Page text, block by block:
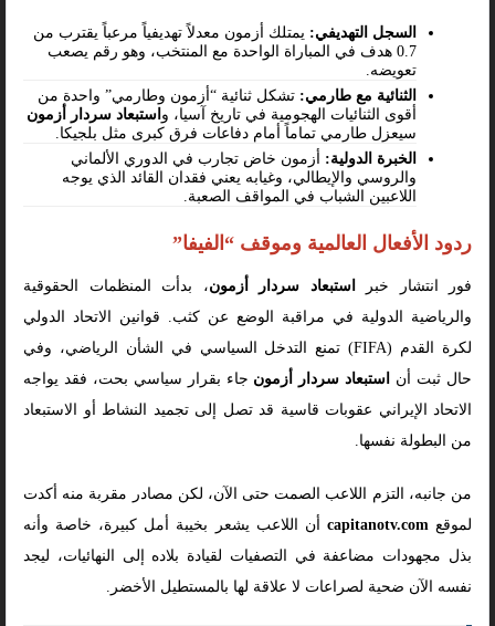
السجل التهديفي: يمتلك أزمون معدلاً تهديفياً مرعباً يقترب من
0.7 هدف في المباراة الواحدة مع المنتخب، وهو رقم يصعب
تعويضه.
الثنائية مع طارمي: تشكل ثنائية “أزمون وطارمي” واحدة من
أقوى الثنائيات الهجومية في تاريخ آسيا، و استبعاد سردار أزمون
سيعزل طارمي تماماً أمام دفاعات فرق كبرى مثل بلجيكا.
الخبرة الدولية: أزمون خاض تجارب في الدوري الألماني
والروسي والإيطالي، وغيابه يعني فقدان القائد الذي يوجه
اللاعبين الشباب في المواقف الصعبة.
ردود الأفعال العالمية وموقف “الفيفا”
فور انتشار خبر استبعاد سردار أزمون، بدأت المنظمات الحقوقية
والرياضية الدولية في مراقبة الوضع عن كثب. قوانين الاتحاد الدولي
لكرة القدم (FIFA) تمنع التدخل السياسي في الشأن الرياضي، وفي
حال ثبت أن
استبعاد سردار أزمون جاء بقرار سياسي بحت، فقد يواجه
الاتحاد الإيراني عقوبات قاسية قد تصل إلى تجميد النشاط أو الاستبعاد
من البطولة نفسها.
من جانبه، التزم اللاعب الصمت حتى الآن، لكن مصادر مقربة منه أكدت
لموقعcapitanotv.com أن اللاعب يشعر بخيبة أمل كبيرة، خاصة وأنه
بذل مجهودات مضاعفة في التصفيات لقيادة بلاده إلى النهائيات، ليجد
نفسه الآن ضحية لصراعات لا علاقة لها بالمستطيل الأخضر.